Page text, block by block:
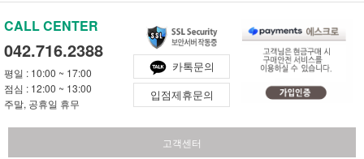
CALL CENTER
042.716.2388
평일 : 10:00 ~ 17:00
점심 : 12:00 ~ 13:00
주말, 공휴일 휴무
카톡문의
입점제휴문의
고객센터